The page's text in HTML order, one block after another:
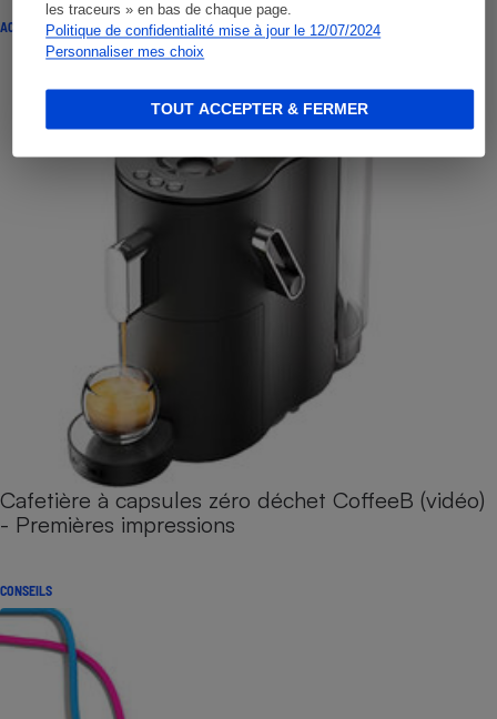
les traceurs » en bas de chaque page.
Politique de confidentialité mise à jour le 12/07/2024
Personnaliser mes choix
TOUT ACCEPTER & FERMER
ACTUALITÉ
Cafetière à capsules zéro déchet CoffeeB (vidéo)
- Premières impressions
CONSEILS